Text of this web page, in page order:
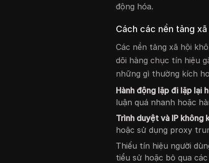
động hóa.
Cách các nền tảng
Các nền tảng xã hội
dõi hàng chục tín hiệu
những gì thường kích
Hành động lặp đi lặp lại
luận quá nhanh hoặc
Trình duyệt và IP không
hoặc sử dụng proxy
Thiếu tín hiệu người
tiểu sử hoặc bỏ qua